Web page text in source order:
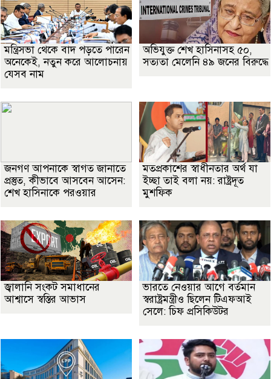
মন্ত্রিসভা থেকে বাদ পড়তে পারেন
অনেকেই, নতুন করে আলোচনায়
যেসব নাম
অভিযুক্ত শেখ হাসিনাসহ ৫০,
সত্যতা মেলেনি ৪৯ জনের বিরুদ্ধে
জনগণ আপনাকে স্বাগত জানাতে
প্রস্তুত, কীভাবে আসবেন আসেন:
শেখ হাসিনাকে পরওয়ার
মতপ্রকাশের স্বাধীনতার অর্থ যা
ইচ্ছা তাই বলা নয়: রাষ্ট্রদূত
মুশফিক
জ্বালানি সংকট সমাধানের
আশ্বাসে স্বস্তির আভাস
ভারতে নেওয়ার আগে বর্তমান
স্বরাষ্ট্রমন্ত্রীও ছিলেন টিএফআই
সেলে: চিফ প্রসিকিউটর